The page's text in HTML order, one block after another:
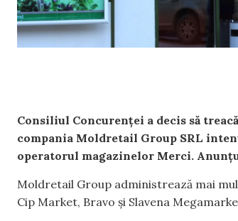
Consiliul Concurenței a decis să
compania Moldretail Group SRL
operatorul magazinelor Merci.
Moldretail Group administrează mai
Cip Market, Bravo și Slavena